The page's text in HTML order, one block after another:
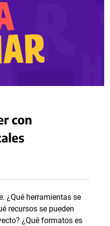
con
¿Qué herramientas se
recursos se pueden
¿Qué formatos es